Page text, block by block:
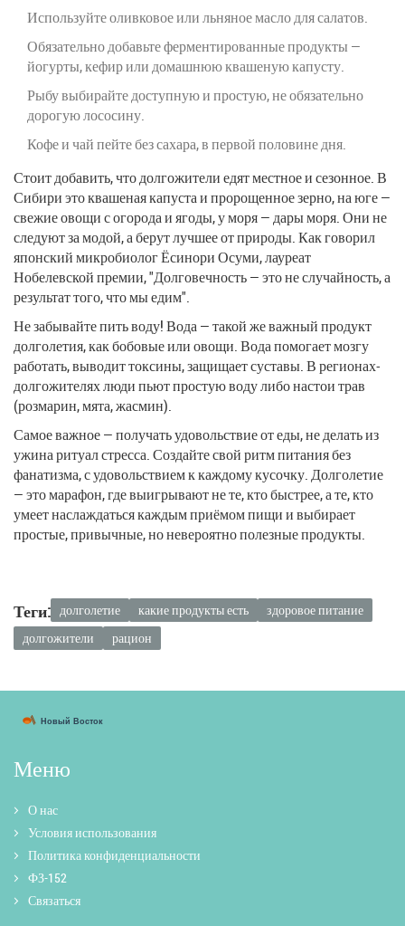
Используйте оливковое или льняное масло для салатов.
Обязательно добавьте ферментированные продукты —
йогурты, кефир или домашнюю квашеную капусту.
Рыбу выбирайте доступную и простую, не обязательно
дорогую лососину.
Кофе и чай пейте без сахара, в первой половине дня.
Стоит добавить, что долгожители едят местное и сезонное. В
Сибири это квашеная капуста и пророщенное зерно, на юге —
свежие овощи с огорода и ягоды, у моря — дары моря. Они не
следуют за модой, а берут лучшее от природы. Как говорил
японский микробиолог Ёсинори Осуми, лауреат
Нобелевской премии, "Долговечность — это не случайность, а
результат того, что мы едим".
Не забывайте пить воду! Вода — такой же важный продукт
долголетия, как бобовые или овощи. Вода помогает мозгу
работать, выводит токсины, защищает суставы. В регионах-
долгожителях люди пьют простую воду либо настои трав
(розмарин, мята, жасмин).
Самое важное — получать удовольствие от еды, не делать из
ужина ритуал стресса. Создайте свой ритм питания без
фанатизма, с удовольствием к каждому кусочку. Долголетие
— это марафон, где выигрывают не те, кто быстрее, а те, кто
умеет наслаждаться каждым приёмом пищи и выбирает
простые, привычные, но невероятно полезные продукты.
Теги: долголетие какие продукты есть
здоровое питание
долгожители
рацион
Меню
О нас
Условия использования
Политика конфиденциальности
ФЗ-152
Связаться